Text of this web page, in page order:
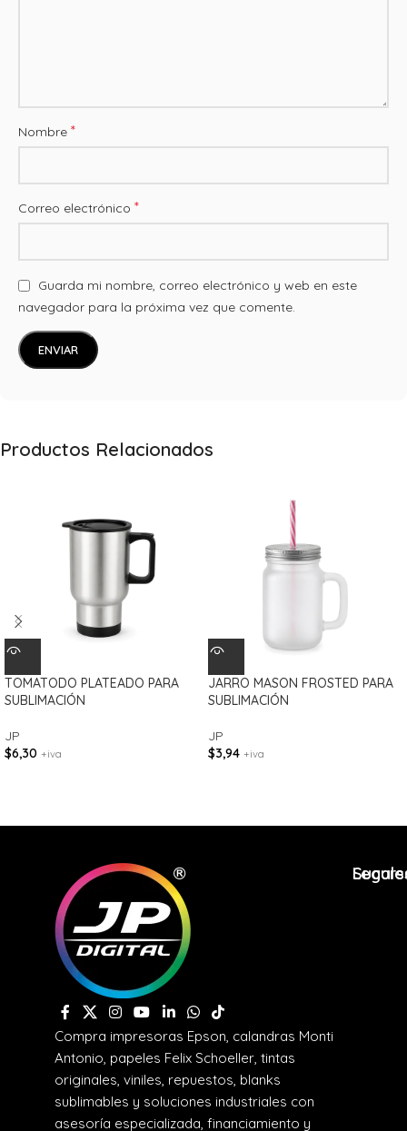
Nombre *
Correo electrónico *
Guarda mi nombre, correo electrónico y web en este
navegador para la próxima vez que comente.
Productos Relacionados
TOMATODO PLATEADO PARA
SUBLIMACIÓN
JP
$6,30 +iva
JARRO MASON FROSTED PARA
SUBLIMACIÓN
JP
$3,94 +iva
Compra impresoras Epson, calandras Monti
Antonio, papeles Felix Schoeller, tintas
originales, viniles, repuestos, blanks
sublimables y soluciones industriales con
asesoría especializada, financiamiento y